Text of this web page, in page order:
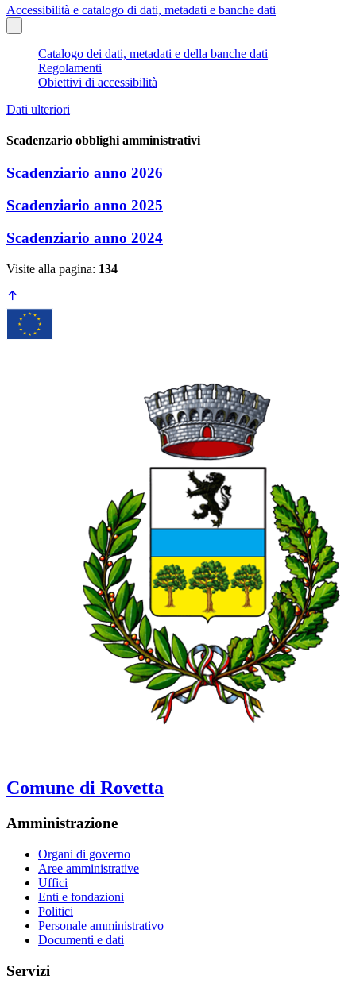
Accessibilità e catalogo di dati, metadati e banche dati
Catalogo dei dati, metadati e della banche dati
Regolamenti
Obiettivi di accessibilità
Dati ulteriori
Scadenzario obblighi amministrativi
Scadenziario anno 2026
Scadenziario anno 2025
Scadenziario anno 2024
Visite alla pagina: 134
Comune di Rovetta
Amministrazione
Organi di governo
Aree amministrative
Uffici
Enti e fondazioni
Politici
Personale amministrativo
Documenti e dati
Servizi